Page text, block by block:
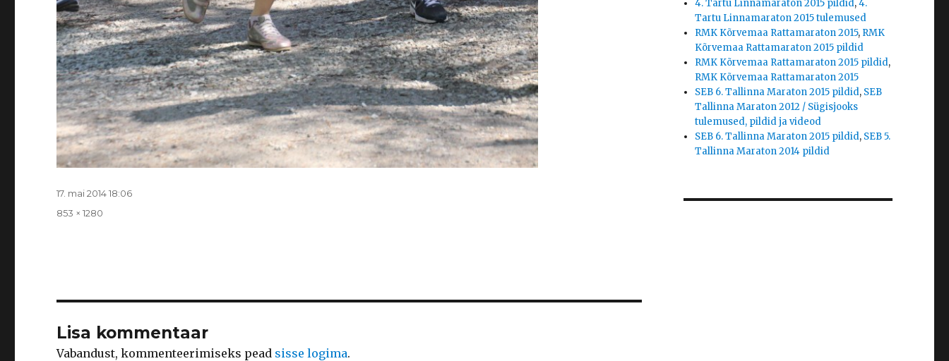
Postitatud
17. mai 2014 18:06
Täissuurus
853 × 1280
Lisa kommentaar
Vabandust, kommenteerimiseks pead sisse logima.
4. Tartu Linnamaraton 2015 pildid,4.
Tartu Linnamaraton 2015 tulemused
RMK Kõrvemaa Rattamaraton 2015, RMK
Kõrvemaa Rattamaraton 2015 pildid
RMK Kõrvemaa Rattamaraton 2015 pildid,
RMK Kõrvemaa Rattamaraton 2015
SEB 6. Tallinna Maraton 2015 pildid, SEB
Tallinna Maraton 2012 / Sügisjooks
tulemused, pildid ja videod
SEB 6. Tallinna Maraton 2015 pildid, SEB 5.
Tallinna Maraton 2014 pildid